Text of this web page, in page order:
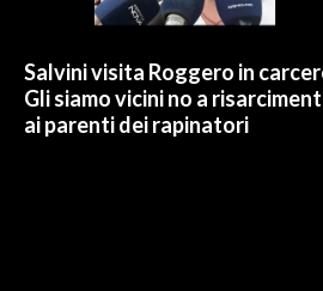
Salvini visita Roggero in
Gli siamo vicini no a
ai parenti dei rapinatori